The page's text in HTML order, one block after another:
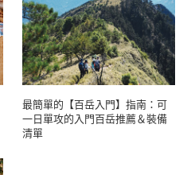
最簡單的【百岳入門】指南：可
一日單攻的入門百岳推薦＆裝備
清單